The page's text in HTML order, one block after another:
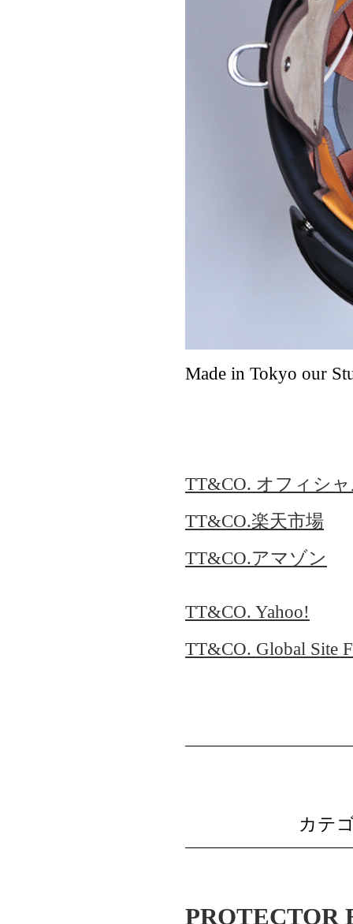
Made in Tokyo our
TT&CO. オフィシ
TT&CO.楽天市場
TT&CO.アマゾン
TT&CO. Yahoo!
TT&CO. Global Site
カテ
PROTECTOR